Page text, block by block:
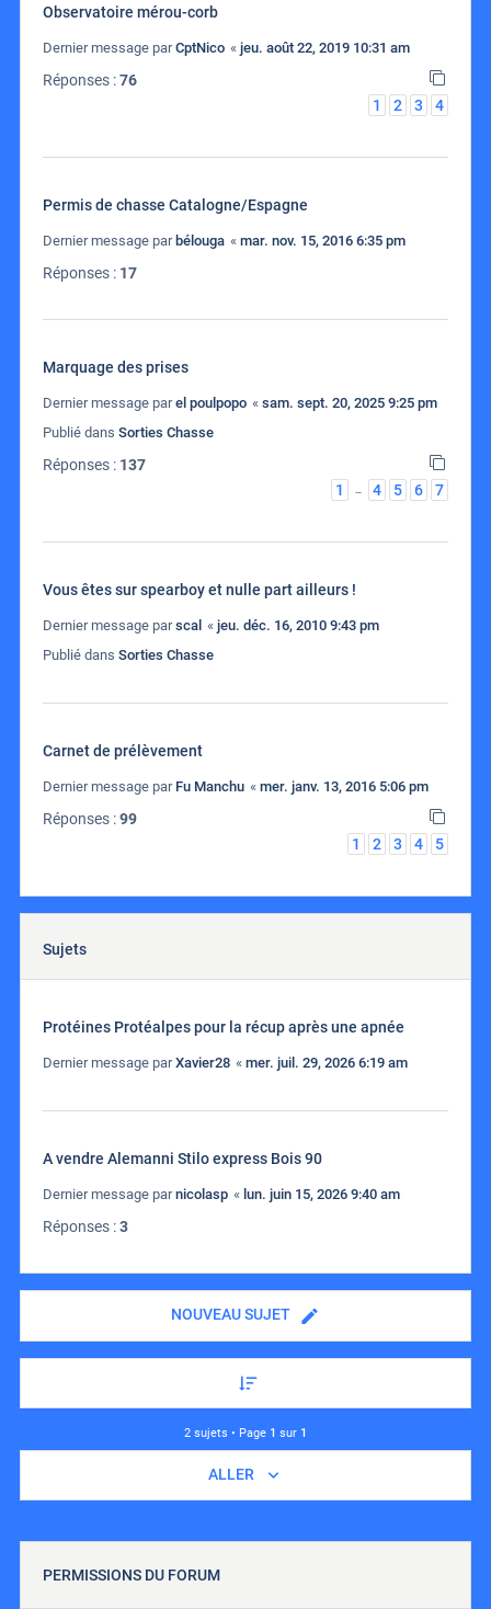
Observatoire mérou-corb
Dernier message parCptNico « jeu. août 22, 2019 10:31 am
Réponses :76
1
2 3 4
Permis de chasse Catalogne/Espagne
Dernier message par bélouga « mar. nov. 15, 2016 6:35 pm
Réponses : 17
Marquage des prises
Dernier message parel poulpopo « sam. sept. 20, 2025 9:25 pm
Publié dans Sorties Chasse
Réponses : 137
1
… 4 5 6 7
Vous êtes sur spearboy et nulle part ailleurs !
Dernier message parscal « jeu. déc. 16, 2010 9:43 pm
Publié dans Sorties Chasse
Carnet de prélèvement
Dernier message par Fu Manchu « mer. janv. 13, 2016 5:06 pm
Réponses :99
1
2 3 4 5
Sujets
Protéines Protéalpes pour la récup après une apnée
Dernier message parXavier28 « mer. juil. 29, 2026 6:19 am
A vendre Alemanni Stilo express Bois 90
Dernier message parnicolasp « lun. juin 15, 2026 9:40 am
Réponses :3
NOUVEAU SUJET
2 sujets • Page 1 sur 1
ALLER
PERMISSIONS DU FORUM